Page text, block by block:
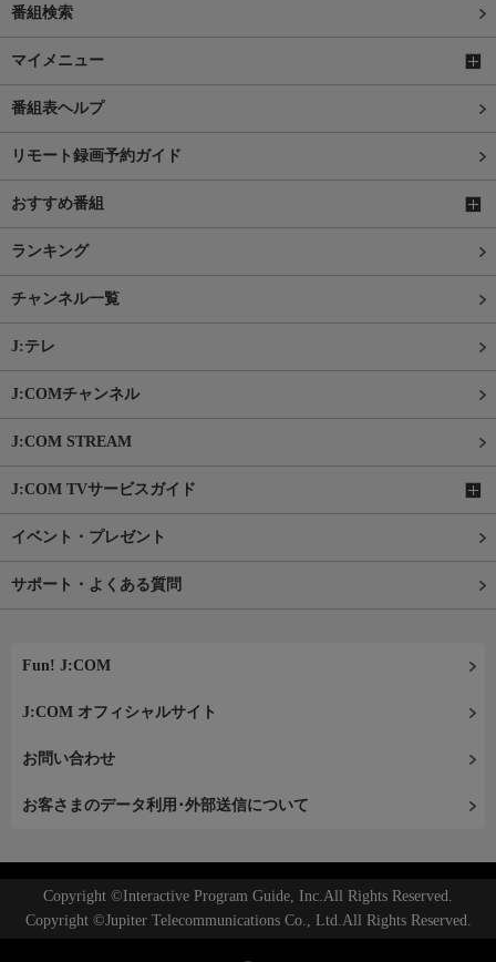
番組検索
マイメニュー
番組表ヘルプ
リモート録画予約ガイド
おすすめ番組
ランキング
チャンネル一覧
J:テレ
J:COMチャンネル
J:COM STREAM
J:COM TVサービスガイド
イベント・プレゼント
サポート・よくある質問
Fun! J:COM
J:COM オフィシャルサイト
お問い合わせ
お客さまのデータ利用･外部送信について
Copyright ©Interactive Program Guide, Inc.All Rights Reserved.
Copyright ©Jupiter Telecommunications Co., Ltd.All Rights Reserved.